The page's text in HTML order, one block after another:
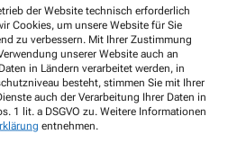
der Website technisch erforderlich
Cookies, um unsere Website für Sie
zu verbessern. Mit Ihrer Zustimmung
unserer Website auch an
in Ländern verarbeitet werden, in
besteht, stimmen Sie mit Ihrer
auch der Verarbeitung Ihrer Daten in
1 lit. a DSGVO zu. Weitere Informationen
entnehmen.
und Technologiestrategie
zur Stärkung des
bewerben